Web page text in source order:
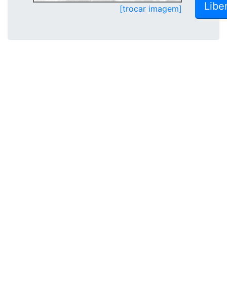
[trocar imagem]